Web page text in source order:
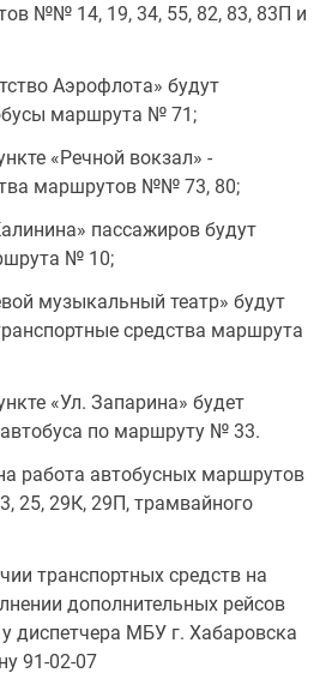
№№ 14, 19, 34, 55, 82, 83, 83П и
Аэрофлота» будут
маршрута № 71;
«Речной вокзал» -
маршрутов №№ 73, 80;
пассажиров будут
№ 10;
музыкальный театр» будут
средства маршрута
«Ул. Запарина» будет
по маршруту № 33.
работа автобусных маршрутов
25, 29К, 29П, трамвайного
транспортных средств на
дополнительных рейсов
диспетчера МБУ г. Хабаровска
91-02-07